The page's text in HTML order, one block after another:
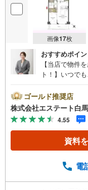
画像17枚
おすすめポイン
【当店で物件
ト！】いつで
来店しやすい
気のリモート
様や家事で外
INEやZOOMな
す・リモート
映像をお届け
しっかり確認
ゴールド推奨店
株式会社エステート白
4.55
資料
電